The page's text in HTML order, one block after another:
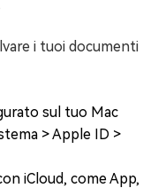
i tuoi documenti
sul tuo Mac
> Apple ID >
iCloud, come App,